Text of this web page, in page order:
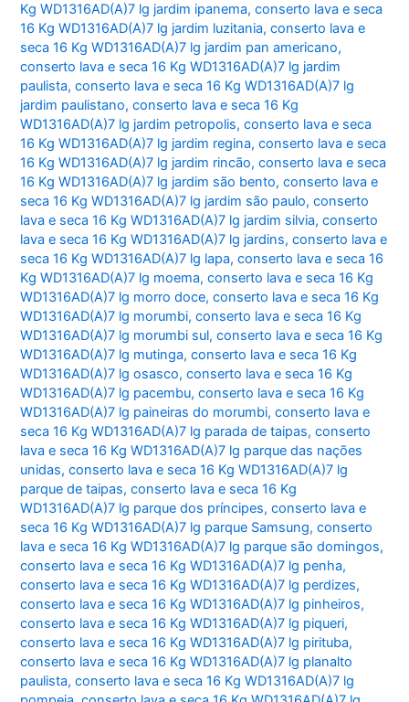
Kg WD1316AD(A)7 lg jardim ipanema,conserto lava e seca
16 Kg WD1316AD(A)7 lg jardim luzitania,conserto lava e
seca 16 Kg WD1316AD(A)7 lg jardim pan americano,
conserto lava e seca 16 Kg WD1316AD(A)7 lg jardim
paulista,conserto lava e seca 16 Kg WD1316AD(A)7 lg
jardim paulistano,conserto lava e seca 16 Kg
WD1316AD(A)7 lg jardim petropolis,conserto lava e seca
16 Kg WD1316AD(A)7 lg jardim regina,conserto lava e seca
16 Kg WD1316AD(A)7 lg jardim rincão,conserto lava e seca
16 Kg WD1316AD(A)7 lg jardim são bento,conserto lava e
seca 16 Kg WD1316AD(A)7 lg jardim são paulo,conserto
lava e seca 16 Kg WD1316AD(A)7 lg jardim silvia,conserto
lava e seca 16 Kg WD1316AD(A)7 lg jardins,conserto lava e
seca 16 Kg WD1316AD(A)7 lg lapa,conserto lava e seca 16
Kg WD1316AD(A)7 lg moema,conserto lava e seca 16 Kg
WD1316AD(A)7 lg morro doce,conserto lava e seca 16 Kg
WD1316AD(A)7 lg morumbi,conserto lava e seca 16 Kg
WD1316AD(A)7 lg morumbi sul,conserto lava e seca 16 Kg
WD1316AD(A)7 lg mutinga,conserto lava e seca 16 Kg
WD1316AD(A)7 lg osasco,conserto lava e seca 16 Kg
WD1316AD(A)7 lg pacembu,conserto lava e seca 16 Kg
WD1316AD(A)7 lg paineiras do morumbi,conserto lava e
seca 16 Kg WD1316AD(A)7 lg parada de taipas,conserto
lava e seca 16 Kg WD1316AD(A)7 lg parque das nações
unidas,conserto lava e seca 16 Kg WD1316AD(A)7 lg
parque de taipas,conserto lava e seca 16 Kg
WD1316AD(A)7 lg parque dos príncipes,conserto lava e
seca 16 Kg WD1316AD(A)7 lg parque Samsung,conserto
lava e seca 16 Kg WD1316AD(A)7 lg parque são domingos,
conserto lava e seca 16 Kg WD1316AD(A)7 lg penha,
conserto lava e seca 16 Kg WD1316AD(A)7 lg perdizes,
conserto lava e seca 16 Kg WD1316AD(A)7 lg pinheiros,
conserto lava e seca 16 Kg WD1316AD(A)7 lg piqueri,
conserto lava e seca 16 Kg WD1316AD(A)7 lg pirituba,
conserto lava e seca 16 Kg WD1316AD(A)7 lg planalto
paulista,conserto lava e seca 16 Kg WD1316AD(A)7 lg